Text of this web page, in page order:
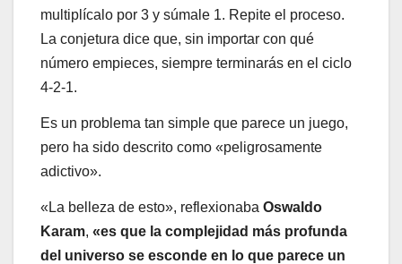
multiplícalo por 3 y súmale 1. Repite el proceso.
La conjetura dice que, sin importar con qué
número empieces, siempre terminarás en el ciclo
4-2-1.
Es un problema tan simple que parece un juego,
pero ha sido descrito como «peligrosamente
adictivo».
«La belleza de esto», reflexionaba Oswaldo
Karam, «es que la complejidad más profunda
del universo se esconde en lo que parece un